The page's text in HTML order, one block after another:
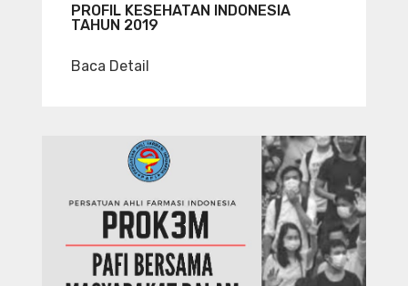
PROFIL KESEHATAN INDONESIA
TAHUN 2019
Baca Detail